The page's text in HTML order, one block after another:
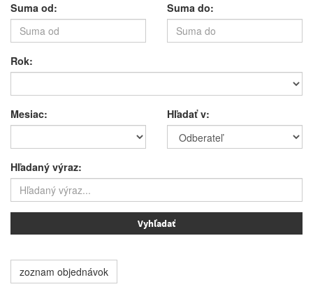
Suma od: Suma do:
Rok:
Mesiac: Hľadať v:
Hľadaný výraz:
zoznam objednávok